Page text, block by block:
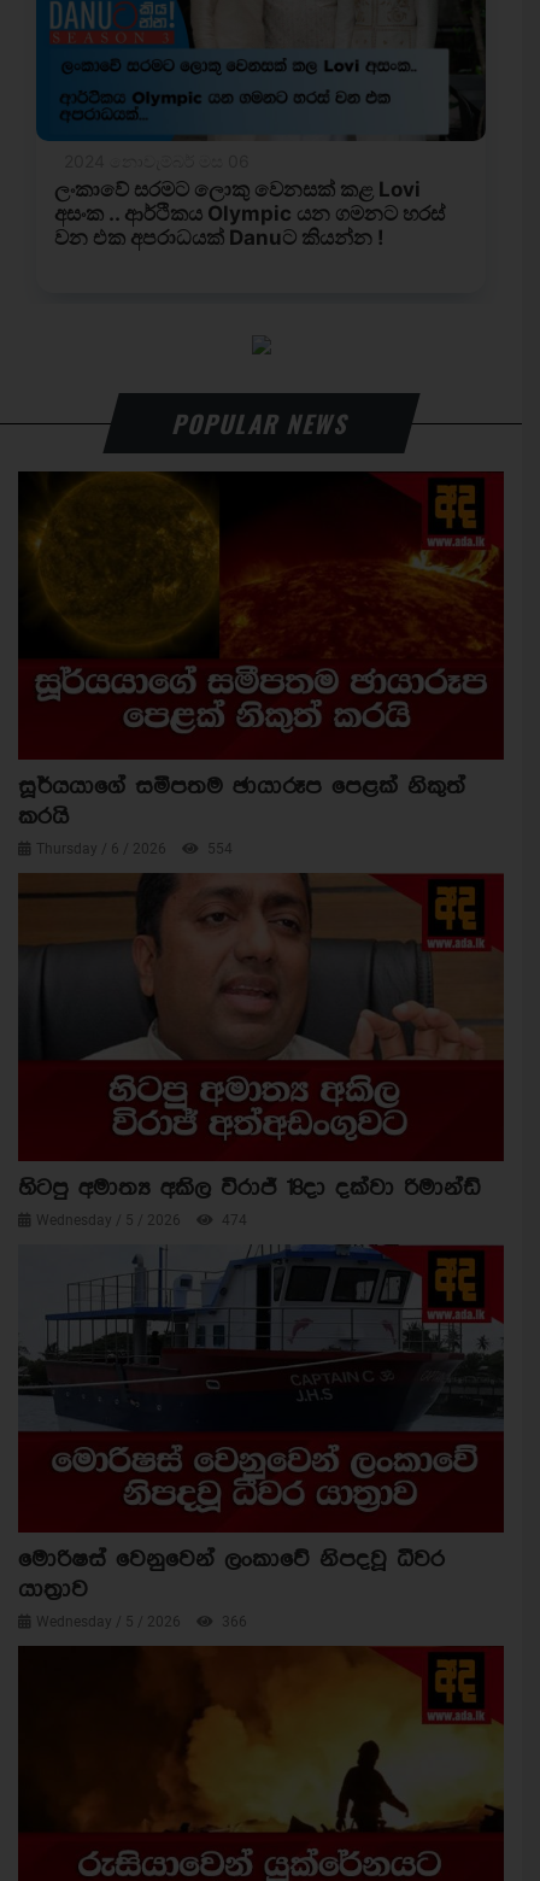
POPULAR NEWS
සූර්යයාගේ සමීපතම ඡායාරූප පෙළක් නිකුත්
කරයි
Thursday / 6 / 2026 554
හිටපු අමාත්‍ය අකිල විරාජ් 18දා දක්වා රිමාන්ඩ්
Wednesday / 5 / 2026 474
මොරිෂස් වෙනුවෙන් ලංකාවේ නිපදවූ ධීවර
යාත්‍රාව
Wednesday / 5 / 2026 366